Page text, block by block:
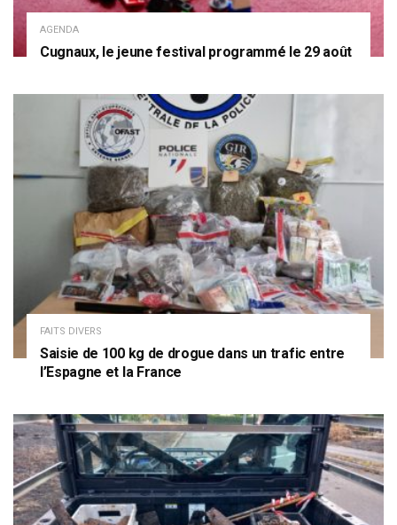
AGENDA
Cugnaux, le jeune festival programmé le 29 août
FAITS DIVERS
Saisie de 100 kg de drogue dans un trafic entre
l’Espagne et la France